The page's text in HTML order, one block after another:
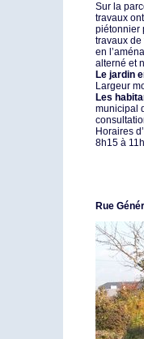
Sur la
travaux
piétonnier
travaux
en
alterné et
Le jardin
Largeur
Les
municipal
Horaires
8h15 à
Rue